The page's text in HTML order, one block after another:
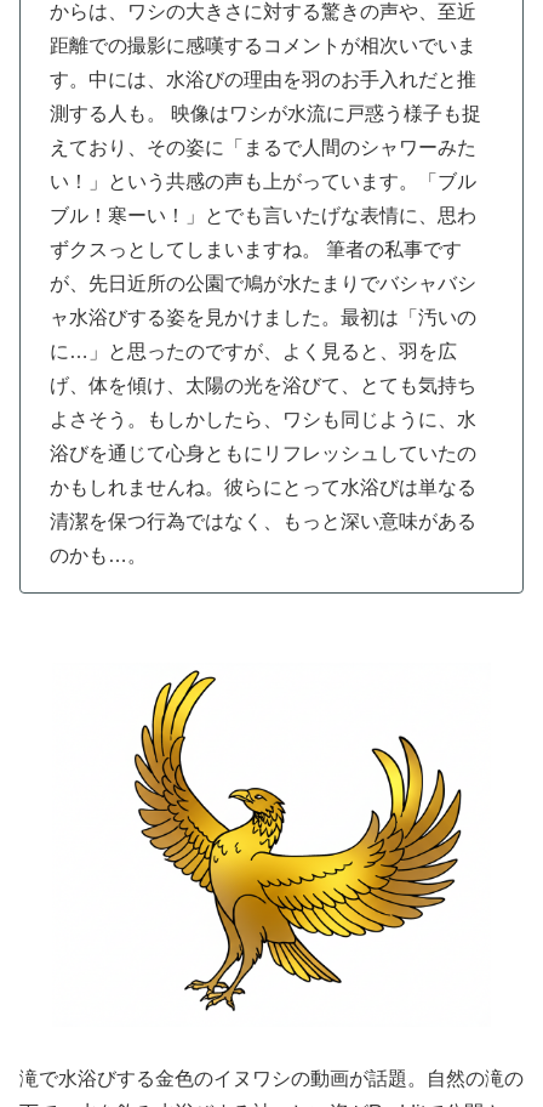
からは、ワシの大きさに対する驚きの声や、至近
距離での撮影に感嘆するコメントが相次いでいま
す。中には、水浴びの理由を羽のお手入れだと推
測する人も。
映像はワシが水流に戸惑う様子も捉
えており、その姿に「まるで人間のシャワーみた
い！」という共感の声も上がっています。「ブル
ブル！寒ーい！」とでも言いたげな表情に、思わ
ずクスっとしてしまいますね。
筆者の私事です
が、先日近所の公園で鳩が水たまりでバシャバシ
ャ水浴びする姿を見かけました。最初は「汚いの
に…」と思ったのですが、よく見ると、羽を広
げ、体を傾け、太陽の光を浴びて、とても気持ち
よさそう。もしかしたら、ワシも同じように、水
浴びを通じて心身ともにリフレッシュしていたの
かもしれませんね。彼らにとって水浴びは単なる
清潔を保つ行為ではなく、もっと深い意味がある
のかも…。
滝で水浴びする金色のイヌワシの動画が話題。自然の滝の